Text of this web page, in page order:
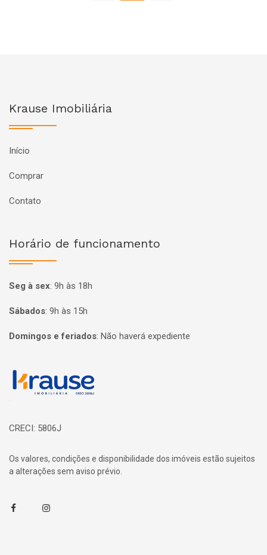
Krause Imobiliária
Início
Comprar
Contato
Horário de funcionamento
Seg à sex: 9h às 18h
Sábados: 9h às 15h
Domingos e feriados: Não haverá expediente
Página inicial
CRECI: 5806J
Os valores, condições e disponibilidade dos imóveis estão sujeitos
a alterações sem aviso prévio.
FacebookInstagram